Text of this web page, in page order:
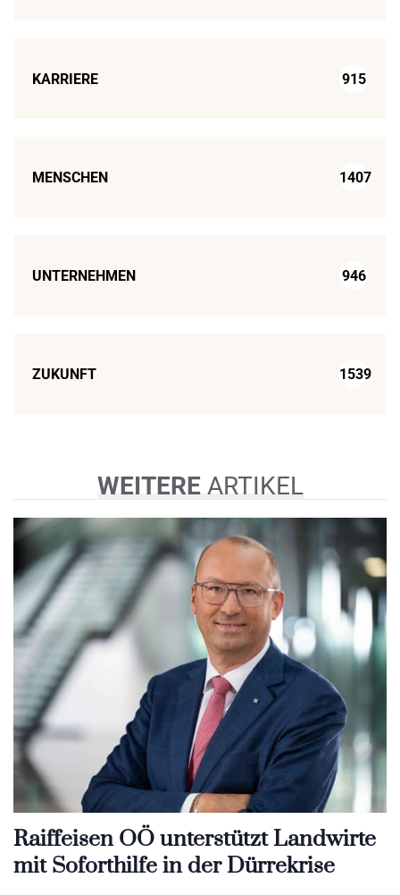
KARRIERE 915
MENSCHEN 1407
UNTERNEHMEN 946
ZUKUNFT 1539
WEITEREARTIKEL
Raiffeisen OÖ unterstützt Landwirte
mit Soforthilfe in der Dürrekrise